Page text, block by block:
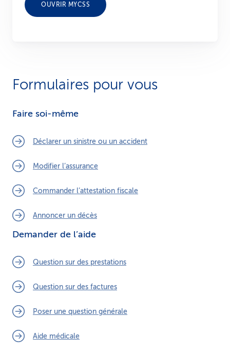
OUVRIR MYCSS
Formulaires pour vous
Faire soi-même
Déclarer un sinistre ou un accident
Modifier l’assurance
Commander l’attestation fiscale
Annoncer un décès
Demander de l’aide
Question sur des prestations
Question sur des factures
Poser une question générale
Aide médicale